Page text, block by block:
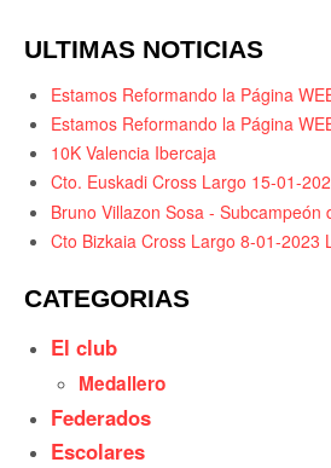
ULTIMAS NOTICIAS
Estamos Reformando la Página
Estamos Reformando la Página
10K Valencia Ibercaja
Cto. Euskadi Cross Largo 15-01-
Bruno Villazon Sosa - Subcampeón
Cto Bizkaia Cross Largo 8-01-2023
CATEGORIAS
El club
Medallero
Federados
Escolares